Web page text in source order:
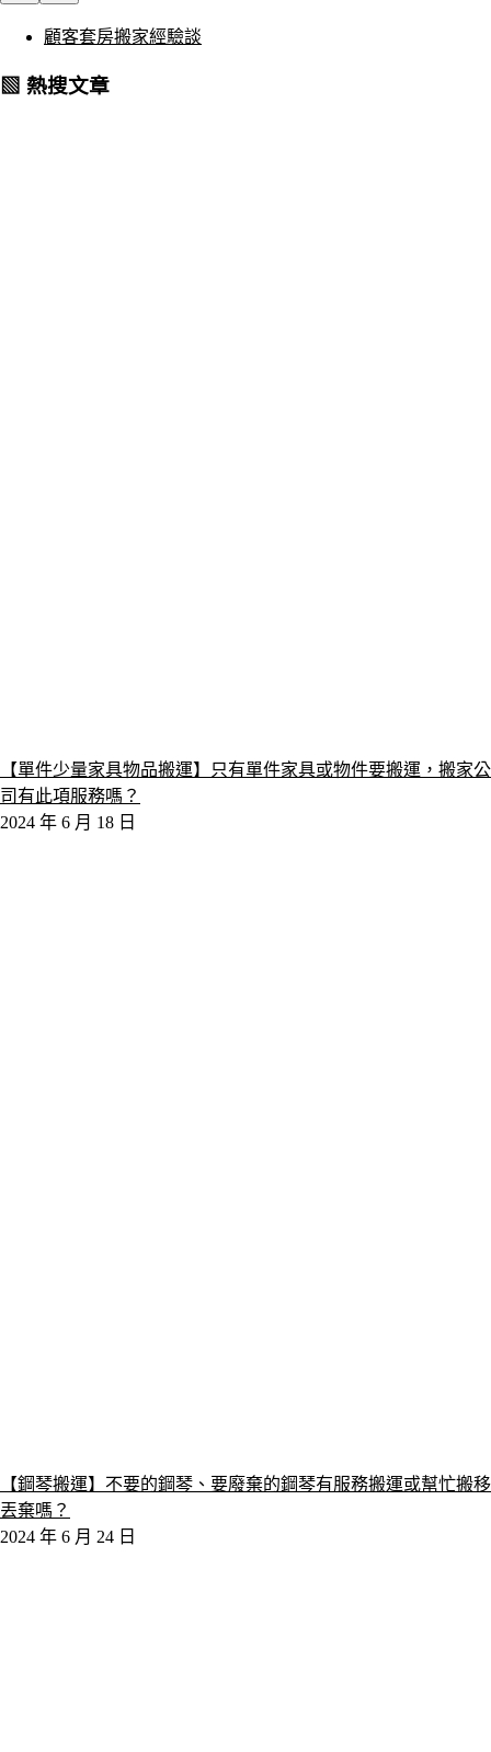
顧客套房搬家經驗談
▧ 熱搜文章
【單件少量家具物品搬運】只有單件家具或物件要搬運，搬家公
司有此項服務嗎？
2024 年 6 月 18 日
【鋼琴搬運】不要的鋼琴、要廢棄的鋼琴有服務搬運或幫忙搬移
丟棄嗎？
2024 年 6 月 24 日